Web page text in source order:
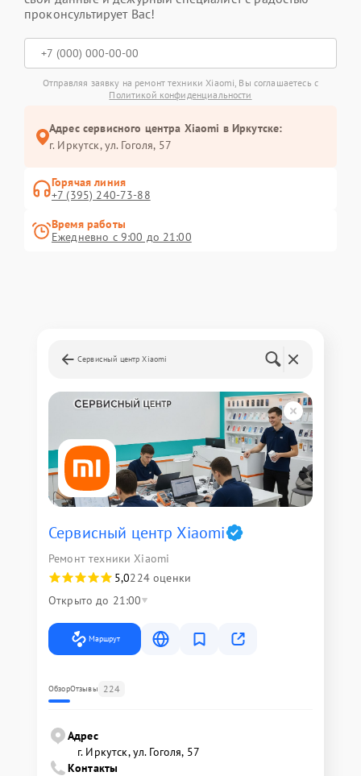
проконсультирует Вас!
Отправляя заявку на ремонт техники Xiaomi, Вы соглашаетесь с
Политикой конфиденциальности
Адрес сервисного центра Xiaomi в Иркутске:
г. Иркутск, ул. ​Гоголя, 57
Горячая линия
+7 (395) 240-73-88
Время работы
Ежедневно с 9:00 до 21:00
Сервисный центр Xiaomi
Сервисный центр Xiaomi
Ремонт техники Xiaomi
5,0224 оценки
Открыто до 21:00
Маршрут
ОбзорОтзывы 224
Адрес
г. Иркутск, ул. ​Гоголя, 57
Контакты